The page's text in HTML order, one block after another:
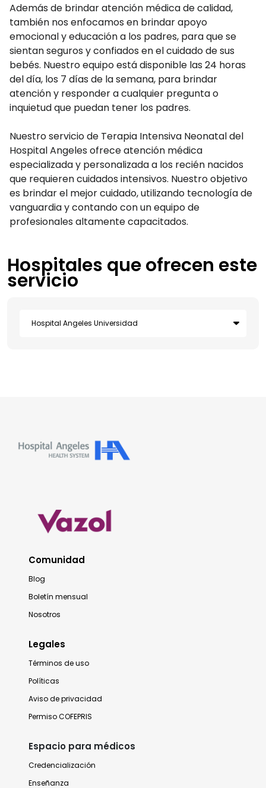
Además de brindar atención médica de calidad,
también nos enfocamos en brindar apoyo
emocional y educación a los padres, para que se
sientan seguros y confiados en el cuidado de sus
bebés. Nuestro equipo está disponible las 24 horas
del día, los 7 días de la semana, para brindar
atención y responder a cualquier pregunta o
inquietud que puedan tener los padres.
Nuestro servicio de Terapia Intensiva Neonatal del
Hospital Angeles ofrece atención médica
especializada y personalizada a los recién nacidos
que requieren cuidados intensivos. Nuestro objetivo
es brindar el mejor cuidado, utilizando tecnología de
vanguardia y contando con un equipo de
profesionales altamente capacitados.
Hospitales que ofrecen este
servicio
Comunidad
Blog
Boletín mensual
Nosotros
Legales
Términos de uso
Políticas
Aviso de privacidad
Permiso COFEPRIS
Espacio para médicos
Credencialización
Enseñanza